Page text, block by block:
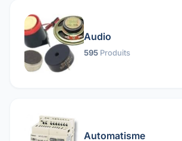
Audio
595 Produits
Automatisme